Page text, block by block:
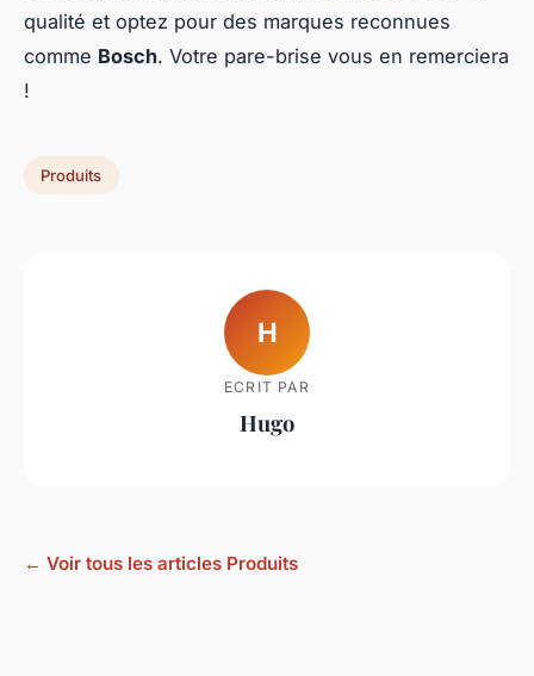
qualité et optez pour des marques reconnues
comme Bosch. Votre pare-brise vous en remerciera
!
Produits
H
ECRIT PAR
Hugo
← Voir tous les articles Produits